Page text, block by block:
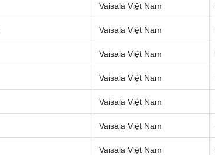
Vaisala Việt Nam
Vaisala Việt Nam
Vaisala Việt Nam
Vaisala Việt Nam
Vaisala Việt Nam
Vaisala Việt Nam
Vaisala Việt Nam